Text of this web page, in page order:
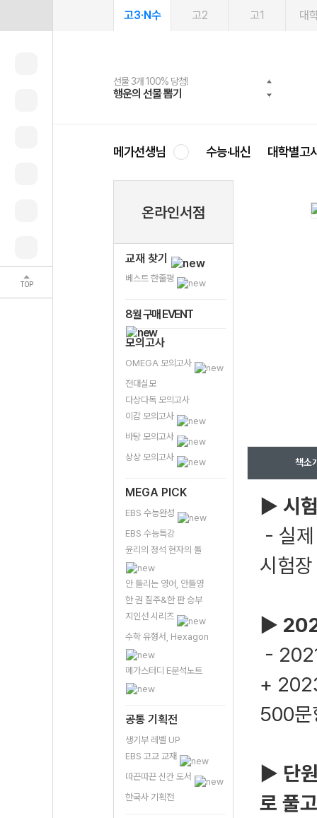
TOP
고3·N수 고2 고1 대
선물 3개 100% 당첨!
행운의 선물 뽑기
선물 100% 증정!
메가스터디 X 올리브
여름방학 스터디 캐시백
메가런 썸머스쿨
2027 러셀 단과
강사 공개선발
스마트러닝앱
설문 EVENT
메가패스
3일 무료 체험권
메가패스 수강생 무료혜택!
메가클럽 멤버십
사회공헌 캠페인
희망이룸 메가나눔
메가선생님 수능·내신 대학별고
온라인서점
교재 찾기
베스트 한줄평
8월 구매 EVENT
모의고사
OMEGA 모의고사
전대실모
다상다독 모의고사
이감 모의고사
바탕 모의고사
상상 모의고사
MEGA PICK
EBS 수능완성
EBS 수능특강
윤리의 정석 현자의 돌
안 틀리는 영어, 안틀영
한 권 질주&한 판 승부
지인선 시리즈
수학 유형서, Hexagon
메가스터디 E분석노트
공통 기획전
생기부 레벨 UP
EBS 고교 교재
따끈따끈 신간 도서
한국사 기획전
책소
▶ 시
- 실
시험
▶
-
+
500문
▶ 단
로 풀